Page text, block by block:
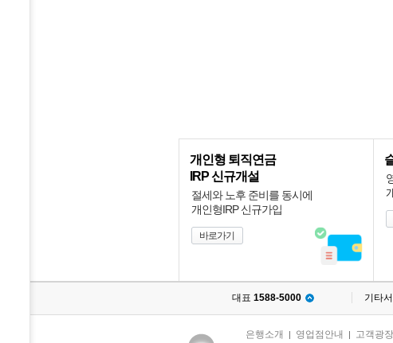
개인형 퇴직연금
IRP 신규개설
절세와 노후 준비를 동시에
개인형IRP 신규가입
바로가기
대표 1588-5000 기타
은행소개 영업점안내 고객광장